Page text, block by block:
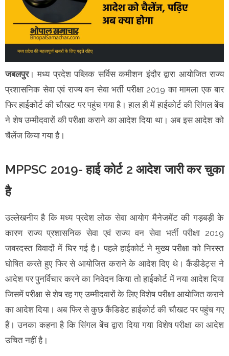
जबलपुर। मध्य प्रदेश पब्लिक सर्विस कमीशन इंदौर द्वारा आयोजित राज्य
प्रशासनिक सेवा एवं राज्य वन सेवा भर्ती परीक्षा 2019 का मामला एक बार
फिर हाईकोर्ट की चौखट पर पहुंच गया है। हाल ही में हाईकोर्ट की सिंगल बेंच
ने शेष उम्मीदवारों की परीक्षा कराने का आदेश दिया था। अब इस आदेश को
चैलेंज किया गया है।
MPPSC 2019- हाई कोर्ट 2 आदेश जारी कर चुका
है
उल्लेखनीय है कि मध्य प्रदेश लोक सेवा आयोग मैनेजमेंट की गड़बड़ी के
कारण राज्य प्रशासनिक सेवा एवं राज्य वन सेवा भर्ती परीक्षा 2019
जबरदस्त विवादों में घिर गई है। पहले हाईकोर्ट ने मुख्य परीक्षा को निरस्त
घोषित करते हुए फिर से आयोजित कराने के आदेश दिए थे। कैंडीडेट्स ने
आदेश पर पुनर्विचार करने का निवेदन किया तो हाईकोर्ट में नया आदेश दिया
जिसमें परीक्षा से शेष रह गए उम्मीदवारों के लिए विशेष परीक्षा आयोजित कराने
का आदेश दिया। अब फिर से कुछ कैंडिडेट हाईकोर्ट की चौखट पर पहुंच गए
हैं। उनका कहना है कि सिंगल बेंच द्वारा दिया गया विशेष परीक्षा का आदेश
उचित नहीं है।